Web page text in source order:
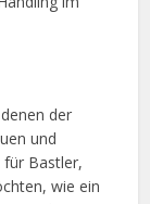
der
und
für Bastler,
wie ein